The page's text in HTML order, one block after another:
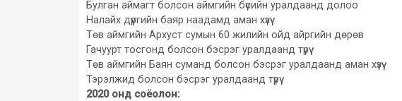
Булган аймагт болсон аймгийн бүсийн уралдаанд долоо
Налайх дүүргийн баяр наадамд аман хүзүү
Төв аймгийн Архуст сумын 60 жилийн ойд айргийн дөрөв
Гачуурт тосгонд болсон бэсрэг уралдаанд түрүү
Төв аймгийн Баян суманд болсон бэсрэг уралдаанд аман хүзүү
Тэрэлжид болсон бэсрэг уралдаанд түрүү
2020 онд соёолон: